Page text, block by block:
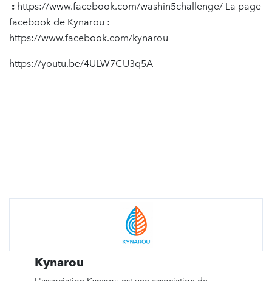
: https://www.facebook.com/washin5challenge/ La page
facebook de Kynarou :
https://www.facebook.com/kynarou
https://youtu.be/4ULW7CU3q5A
Kynarou